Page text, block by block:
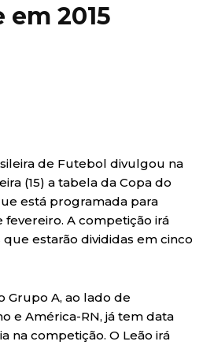
em 2015
de Futebol divulgou na
(15) a tabela da Copa do
está programada para
fevereiro. A competição irá
estarão divididas em cinco
Grupo A, ao lado de
e América-RN, já tem data
na competição. O Leão irá